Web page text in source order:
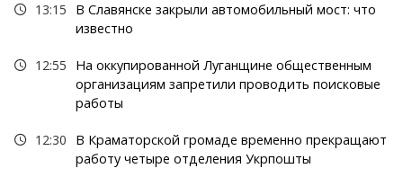
13:15
В Славянске закрыли автомобильный мост: что
известно
12:55
На оккупированной Луганщине общественным
организациям запретили проводить поисковые
работы
12:30
В Краматорской громаде временно прекращают
работу четыре отделения Укрпошты